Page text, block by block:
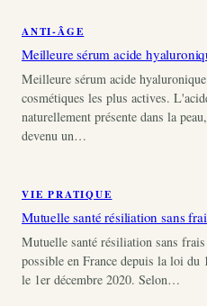
ANTI-ÂGE
Meilleure sérum acide
Meilleure sérum acide
cosmétiques les plus actives.
naturellement présente dans la
devenu un…
VIE PRATIQUE
Mutuelle santé résiliation sans
Mutuelle santé résiliation sans
possible en France depuis la loi
le 1er décembre 2020. Selon…